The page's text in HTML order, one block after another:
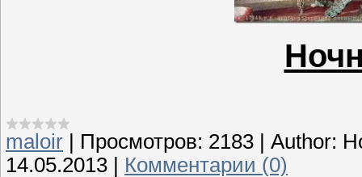
maloir | Просмотров: 2183 | Author:
14.05.2013 | Комментарии (0)